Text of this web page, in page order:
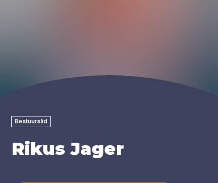
Bestuurslid
Rikus Jager